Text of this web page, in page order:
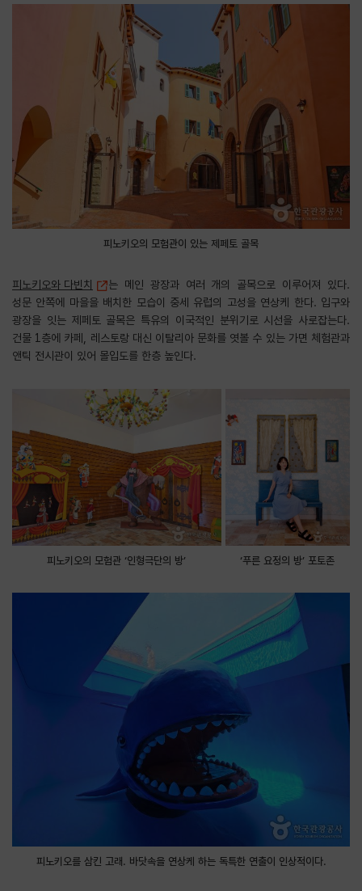
피노키오의 모험관이 있는 제페토 골목
피노키오와 다빈치
는 메인 광장과 여러 개의 골목으로 이루어져 있다.
성문 안쪽에 마을을 배치한 모습이 중세 유럽의 고성을 연상케 한다. 입구와
광장을 잇는 제페토 골목은 특유의 이국적인 분위기로 시선을 사로잡는다.
건물 1층에 카페, 레스토랑 대신 이탈리아 문화를 엿볼 수 있는 가면 체험관과
앤틱 전시관이 있어 몰입도를 한층 높인다.
피노키오의 모험관 ‘인형극단의 방’ ‘푸른 요정의 방’ 포토존
피노키오를 삼킨 고래. 바닷속을 연상케 하는 독특한 연출이 인상적이다.